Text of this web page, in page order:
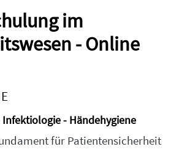
im
- Online
- Händehygiene
für Patientensicherheit